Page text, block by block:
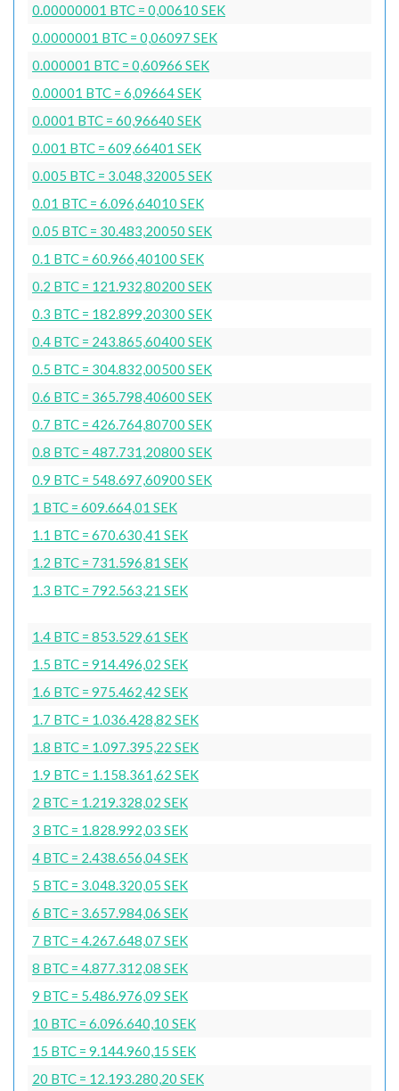
0.00000001 BTC = 0,00610 SEK
0.0000001 BTC = 0,06097 SEK
0.000001 BTC = 0,60966 SEK
0.00001 BTC = 6,09664 SEK
0.0001 BTC = 60,96640 SEK
0.001 BTC = 609,66401 SEK
0.005 BTC = 3.048,32005 SEK
0.01 BTC = 6.096,64010 SEK
0.05 BTC = 30.483,20050 SEK
0.1 BTC = 60.966,40100 SEK
0.2 BTC = 121.932,80200 SEK
0.3 BTC = 182.899,20300 SEK
0.4 BTC = 243.865,60400 SEK
0.5 BTC = 304.832,00500 SEK
0.6 BTC = 365.798,40600 SEK
0.7 BTC = 426.764,80700 SEK
0.8 BTC = 487.731,20800 SEK
0.9 BTC = 548.697,60900 SEK
1 BTC = 609.664,01 SEK
1.1 BTC = 670.630,41 SEK
1.2 BTC = 731.596,81 SEK
1.3 BTC = 792.563,21 SEK
1.4 BTC = 853.529,61 SEK
1.5 BTC = 914.496,02 SEK
1.6 BTC = 975.462,42 SEK
1.7 BTC = 1.036.428,82 SEK
1.8 BTC = 1.097.395,22 SEK
1.9 BTC = 1.158.361,62 SEK
2 BTC = 1.219.328,02 SEK
3 BTC = 1.828.992,03 SEK
4 BTC = 2.438.656,04 SEK
5 BTC = 3.048.320,05 SEK
6 BTC = 3.657.984,06 SEK
7 BTC = 4.267.648,07 SEK
8 BTC = 4.877.312,08 SEK
9 BTC = 5.486.976,09 SEK
10 BTC = 6.096.640,10 SEK
15 BTC = 9.144.960,15 SEK
20 BTC = 12.193.280,20 SEK